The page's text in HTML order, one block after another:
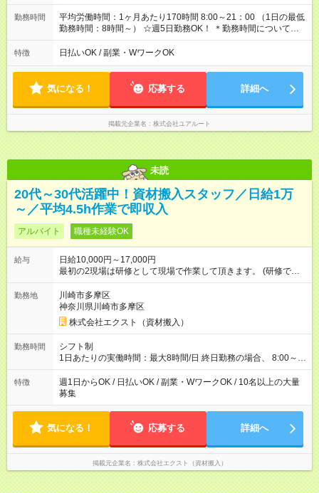
勤務時間
平均労働時間：1ヶ月あたり170時間 8:00～21：00 （1日の最低
勤務時間：8時間～） ☆週5日勤務OK！ ＊勤務時間については
お気軽にご相談ください！ 平均労働時間：1ヶ月あたり170時間
8:00～21：00 （1日の最低勤務時間：8時間～） ☆週5日勤務
特徴 日払いOK / 副業・WワークOK
気になる！ 応募する 詳細へ
掲載元企業名 株式会社ユアルート
未読
20代～30代活躍中！資材搬入スタッフ／日給1万
～／平均4.5h作業で即収入
アルバイト 職種未経験OK
給与
日給10,000円～17,000円
最初の2現場は研修として現場で作業して頂きます。 (研修でも
通常通り給与が出ます) 【試用期間】試用期間なし
勤務地
川崎市多摩区
神奈川県川崎市多摩区
株式会社エクスト（資材搬入）
勤務時間
シフト制
1日あたりの実働時間：最大8時間/日 終日勤務の場合、 8:00～
17:00（休憩2時間）ではありますが、 やり切りで作業終了のた
め、早く終わったらそのまま帰宅可能です。 早く終わっても1現
場日給1万円を保証しています。 1日あたりの平均作業時間：4.5
時間 シフト制のため、働きたい曜日にシフトを入れて働くこと
が可能です。 週1日～OKです。
特徴
週1日からOK / 日払いOK / 副業・WワークOK / 10名以上の大量
募集
気になる！ 応募する 詳細へ
掲載元企業名 株式会社エクスト（資材搬入）